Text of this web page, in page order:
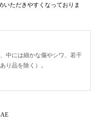
いただきやすくなっておりま
中には細かな傷やシワ、若干
り品を除く）。
AE